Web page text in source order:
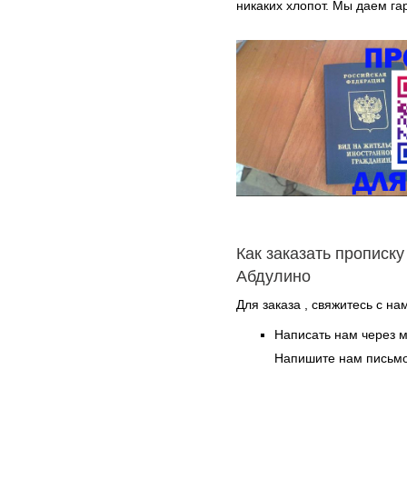
никаких хлопот. Мы даем
Как заказать
Абдулино
Для заказа , свяжитесь с
Написать нам через
Напишите нам